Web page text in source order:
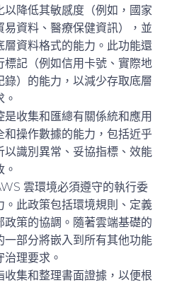
以降低其敏感度（例如，國家
易資料、醫療保健資訊），並
層資料格式的能力。此功能還
標記（例如信用卡號、實際地
錄）的能力，以減少存取底層
是收集和匯總有關係統和應用
和操作數據的能力，包括近乎
以識別異常、妥協指標、效能
雲環境必須遵守的執行委
。此政策包括環境規則、定義
政策的協調。隨著雲端基礎的
一部分將嵌入到所有其他功能
理要求。
收集和整理書面證據，以便根